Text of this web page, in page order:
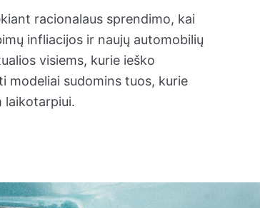
racionalaus sprendimo, kai
infliacijos ir naujų automobilių
visiems, kurie ieško
modeliai sudomins tuos, kurie
laikotarpiui.